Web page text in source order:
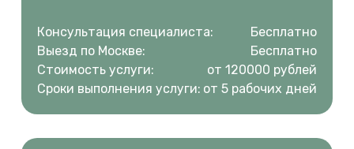
Консультация специалиста:
Бесплатно
Выезд по Москве:
Бесплатно
Стоимость услуги:
от 120000 рублей
Сроки выполнения услуги: от 5 рабочих дней